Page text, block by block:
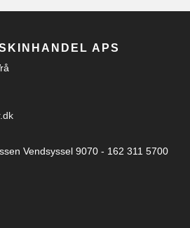
APS
Vendsyssel 9070 - 162 311 5700